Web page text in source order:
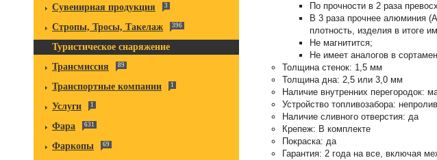
Сувенирная продукция 3
Стропы, Тросы, Такелаж 396
Туристическое снаряжение
Трансмиссия
89
Транспортные компании 1
Услуги 1
Фара 631
Фаркопы 69
По прочности в 2 раза
В 3 раза прочнее алюминия
плотность, изделия в итоге
Не магнитится;
Не имеет аналогов в
Толщина стенок: 1,5 мм
Толщина дна: 2,5 или 3,0 мм
Наличие внутренних перегородок:
Устройство топливозабора:
Наличие сливного отверстия: да
Крепеж: В комплекте
Покраска: да
Гарантия: 2 года на все, включая